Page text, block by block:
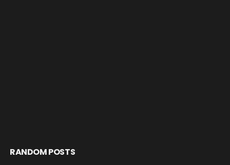
RANDOM POSTS